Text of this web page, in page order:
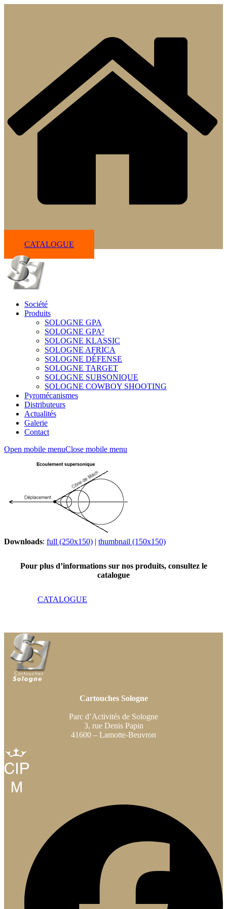
CATALOGUE
Société
Produits
SOLOGNE GPA
SOLOGNE GPA²
SOLOGNE KLASSIC
SOLOGNE AFRICA
SOLOGNE DÉFENSE
SOLOGNE TARGET
SOLOGNE SUBSONIQUE
SOLOGNE COWBOY SHOOTING
Pyromécanismes
Distributeurs
Actualités
Galerie
Contact
Open mobile menuClose mobile menu
Downloads: full (250x150) | thumbnail (150x150)
Pour plus d’informations sur nos produits, consultez le
catalogue
CATALOGUE
Cartouches Sologne
Parc d’Activités de Sologne
3, rue Denis Papin
41600 – Lamotte-Beuvron